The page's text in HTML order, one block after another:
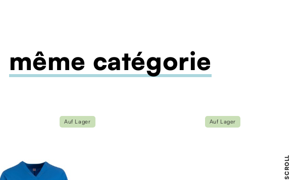
même catégorie
Auf Lager Auf Lager
SCROLL